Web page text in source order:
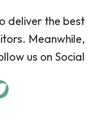
deliver the best
Meanwhile,
us on Social.